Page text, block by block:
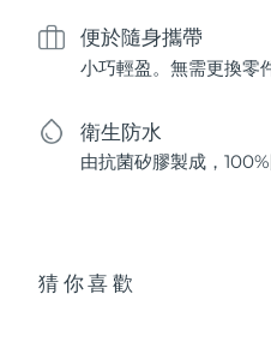
便於隨身攜帶
小巧輕盈。無需更換零
衛生防水
由抗菌矽膠製成，100%
猜你喜歡